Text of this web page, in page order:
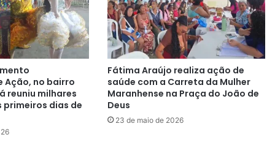
Ação, no bairro
reuniu milhares
primeiros dias de
Fátima Araújo realiza ação de
saúde com a Carreta da Mulher
Maranhense na Praça do João de
Deus
23 de maio de 2026